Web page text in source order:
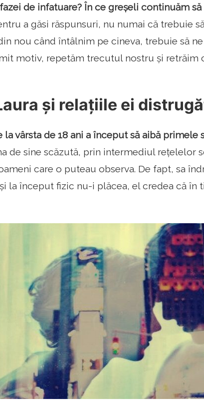
de infatuare? În ce greșeli continuăm
a găsi răspunsuri, nu numai că trebuie
nou când întâlnim pe cineva, trebuie să
motiv, repetăm ​​trecutul nostru și retrăim
și relațiile ei
la vârsta de 18 ani a început să aibă primele
de sine scăzută, prin intermediul rețelelor
care o puteau observa. De fapt, sa
la început fizic nu-i plăcea, el credea că în